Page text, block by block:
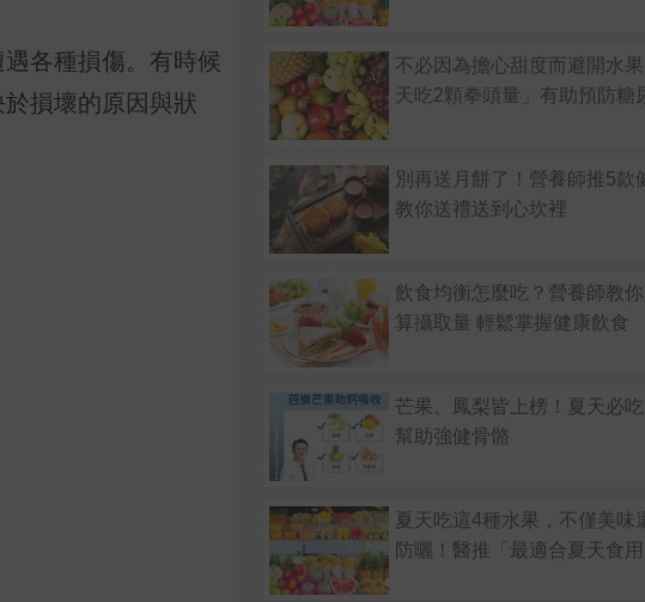
各種損傷。有時候
損壞的原因與狀
不必因為擔心甜度而避開水
天吃2顆拳頭量」有助預防糖
別再送月餅了！營養師推5
教你送禮送到心坎裡
飲食均衡怎麼吃？營養師教
算攝取量 輕鬆掌握健康飲食
芒果、鳳梨皆上榜！夏天必
幫助強健骨骼
夏天吃這4種水果，不僅美味
防曬！醫推「最適合夏天食